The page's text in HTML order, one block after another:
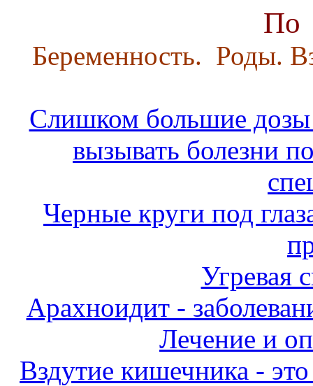
По
Беременность. Роды.
Слишком большие дозы
вызывать болезни
Черные круги под
Угревая
Арахноидит -
Лечение и
Вздутие кишечника - это